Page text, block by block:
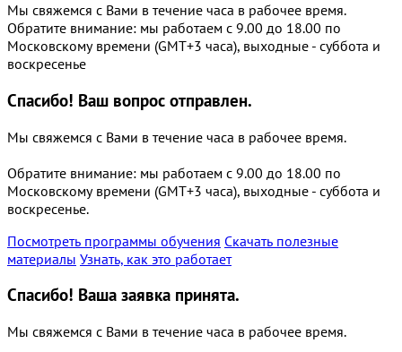
Мы свяжемся с Вами в течение часа в рабочее время.
Обратите внимание: мы работаем с 9.00 до 18.00 по
Московскому времени (GMT+3 часа), выходные - суббота и
воскресенье
Спасибо! Ваш вопрос отправлен.
Мы свяжемся с Вами в течение часа в рабочее время.
Обратите внимание: мы работаем с 9.00 до 18.00 по
Московскому времени (GMT+3 часа), выходные - суббота и
воскресенье.
Посмотреть программы обучения Скачать полезные
материалы Узнать, как это работает
Спасибо! Ваша заявка принята.
Мы свяжемся с Вами в течение часа в рабочее время.